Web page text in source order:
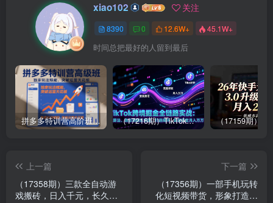
xiao102 关注
8390 0 12.6W+ 45.1W+
时间总把最好的人留到最后
拼多多特训营高阶班，独家玩法赋能，突破运营天花板（更新26年1月） （17216期）TikTok跨境掘金全链路实战：从算法、选品到团队管理，打通闭环，实现稳定月入万刀
上一篇
（17358期）三款全自动游
戏搬砖，日入千元，长久玩
下一篇
（17356期）一部手机玩转
化短视频带货，形象打造、